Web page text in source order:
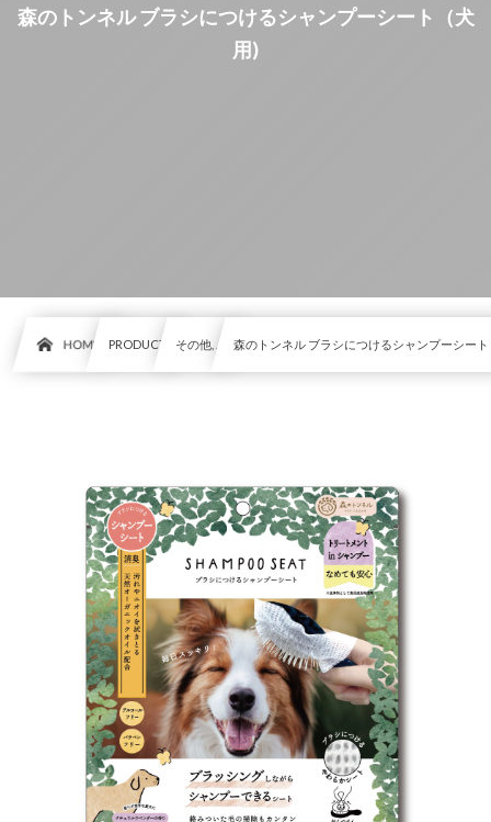
森のトンネル ブラシにつけるシャンプーシート（犬
用)
HOME PRODUCT その他, … 森のトンネル ブラシにつけるシャンプーシー